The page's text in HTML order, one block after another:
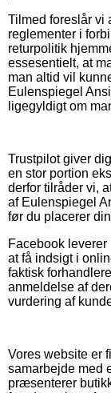
Tilmed foreslår vi
reglementer i
returpolitik
essesentielt, at
man altid vil
Eulenspiegel
ligegyldigt om
Trustpilot giver
en stor portion
derfor tilråder vi,
af Eulenspiegel
før du placerer
Facebook
at få indsigt i
faktisk
anmeldelse af
vurdering af
Vores website er
samarbejde med
præsenterer